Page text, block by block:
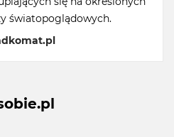
światopoglądowych.